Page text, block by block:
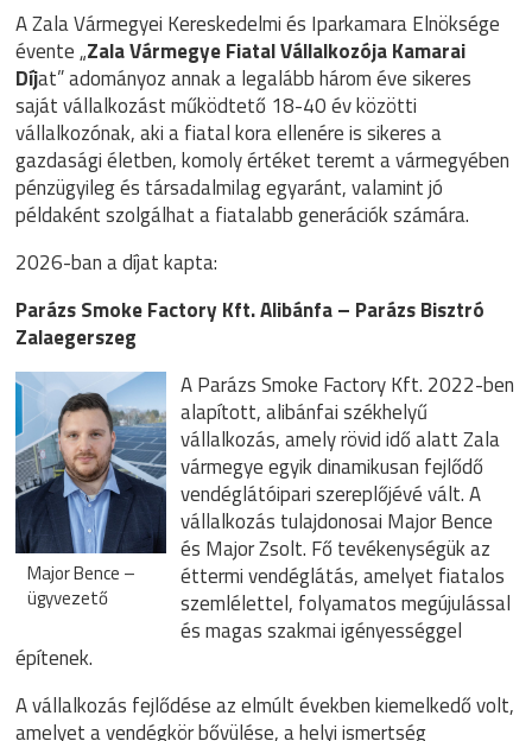
A Zala Vármegyei Kereskedelmi és Iparkamara Elnöksége
évente „Zala Vármegye Fiatal Vállalkozója Kamarai
Díjat” adományoz annak a legalább három éve sikeres
saját vállalkozást működtető 18-40 év közötti
vállalkozónak, aki a fiatal kora ellenére is sikeres a
gazdasági életben, komoly értéket teremt a vármegyében
pénzügyileg és társadalmilag egyaránt, valamint jó
példaként szolgálhat a fiatalabb generációk számára.
2026-ban a díjat kapta:
Parázs Smoke Factory Kft. Alibánfa – Parázs Bisztró
Zalaegerszeg
Major Bence –
ügyvezető
A Parázs Smoke Factory Kft. 2022-ben
alapított, alibánfai székhelyű
vállalkozás, amely rövid idő alatt Zala
vármegye egyik dinamikusan fejlődő
vendéglátóipari szereplőjévé vált. A
vállalkozás tulajdonosai Major Bence
és Major Zsolt. Fő tevékenységük az
éttermi vendéglátás, amelyet fiatalos
szemlélettel, folyamatos megújulással
és magas szakmai igényességgel
építenek.
A vállalkozás fejlődése az elmúlt években kiemelkedő volt,
amelyet a vendégkör bővülése, a helyi ismertség